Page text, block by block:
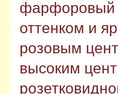
фарфоровый
оттенком и
розовым
высоким